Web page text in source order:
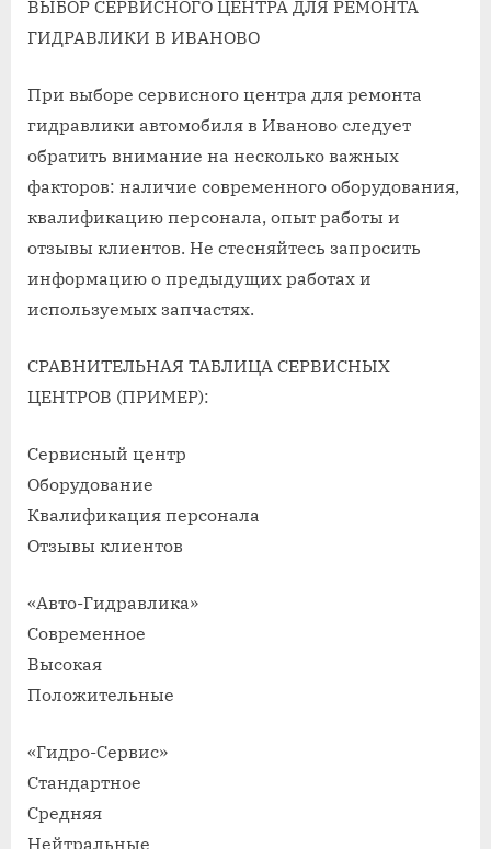
ВЫБОР СЕРВИСНОГО ЦЕНТРА ДЛЯ РЕМОНТА
ГИДРАВЛИКИ В ИВАНОВО
При выборе сервисного центра для ремонта
гидравлики автомобиля в Иваново следует
обратить внимание на несколько важных
факторов: наличие современного оборудования,
квалификацию персонала, опыт работы и
отзывы клиентов. Не стесняйтесь запросить
информацию о предыдущих работах и
используемых запчастях.
СРАВНИТЕЛЬНАЯ ТАБЛИЦА СЕРВИСНЫХ
ЦЕНТРОВ (ПРИМЕР):
Сервисный центр
Оборудование
Квалификация персонала
Отзывы клиентов
«Авто-Гидравлика»
Современное
Высокая
Положительные
«Гидро-Сервис»
Стандартное
Средняя
Нейтральные